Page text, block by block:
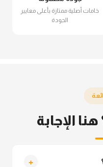
خامات أصلية ممتازة بأعلى معايير
الجودة
الإجابة
+